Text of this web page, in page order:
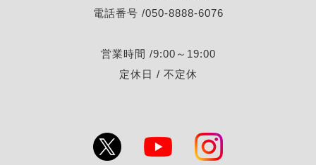
電話番号 /050-8888-6076
営業時間 /9:00～19:00
定休日 / 不定休